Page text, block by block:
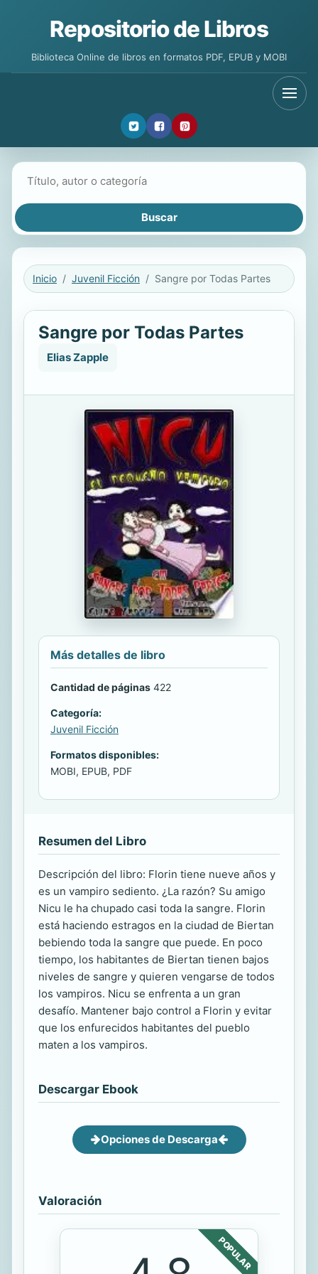
Repositorio de Libros
Biblioteca Online de libros en formatos PDF, EPUB y MOBI
Inicio Juvenil Ficción Sangre por Todas Partes
Sangre por Todas Partes
Elias Zapple
Más detalles de libro
Cantidad de páginas 422
Categoría:
Juvenil Ficción
Formatos disponibles:
MOBI, EPUB, PDF
Resumen del Libro
Descripción del libro: Florin tiene nueve años y
es un vampiro sediento. ¿La razón? Su amigo
Nicu le ha chupado casi toda la sangre. Florin
está haciendo estragos en la ciudad de Biertan
bebiendo toda la sangre que puede. En poco
tiempo, los habitantes de Biertan tienen bajos
niveles de sangre y quieren vengarse de todos
los vampiros. Nicu se enfrenta a un gran
desafío. Mantener bajo control a Florin y evitar
que los enfurecidos habitantes del pueblo
maten a los vampiros.
Descargar Ebook
Opciones de Descarga
Valoración
POPULAR